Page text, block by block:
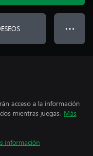
● ● ●
acceso a la información
mientras juegas. Más
información